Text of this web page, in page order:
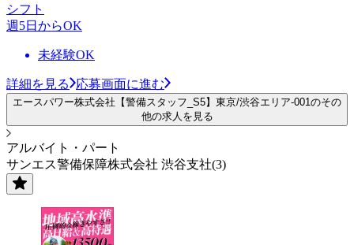
シフト
週5日からOK
未経験OK
詳細を見る 応募画面に進む
エースパワー株式会社【警備スタッフ_S5】東京/渋谷エリア-001のその
他の求人を見る
アルバイト・パート
サンエス警備保障株式会社 渋谷支社(3)